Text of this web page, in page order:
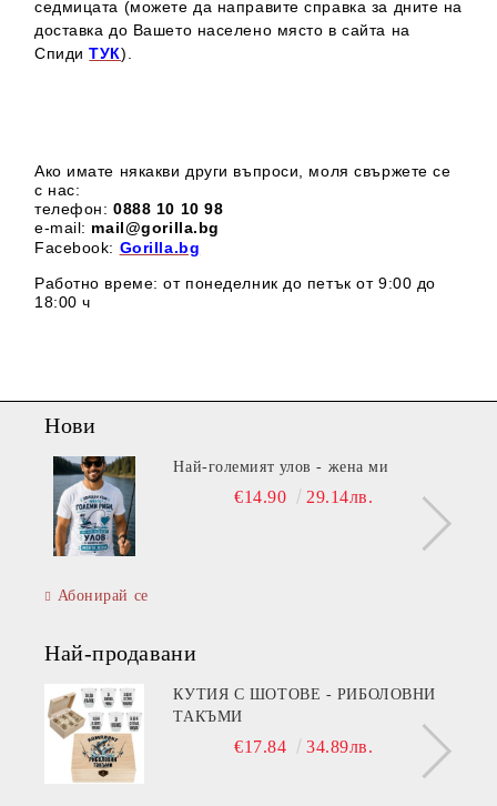
седмицата (можете да направите справка за дните на
доставка до Вашето населено място в сайта на
СпидиТУК).
Ако имате някакви други въпроси, моля свържете се
с нас:
телефон:0888 10 10 98
e-mail: mail@gorilla.bg
Facebook: Gorilla.bg
Работно време: от понеделник до петък от 9:00 до
18:00 ч
Нови
Най-големият улов - жена ми
€14.90 29.14лв.
Абонирай се
Най-продавани
КУТИЯ С ШОТОВЕ - РИБОЛОВНИ
ТАКЪМИ
€17.84 34.89лв.